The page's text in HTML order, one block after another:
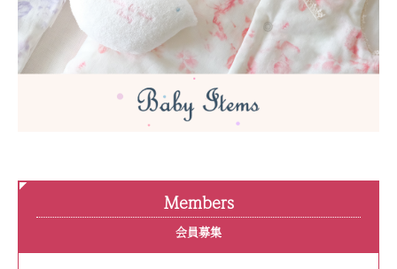
Members
会員募集